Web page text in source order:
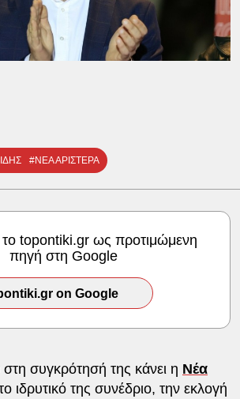
#ΝΕΑ ΑΡΙΣΤΕΡΑ
topontiki.gr ως προτιμώμενη
πηγή στη Google
on Google
συγκρότησή της κάνει η Νέα
ιδρυτικό της συνέδριο, την εκλογή